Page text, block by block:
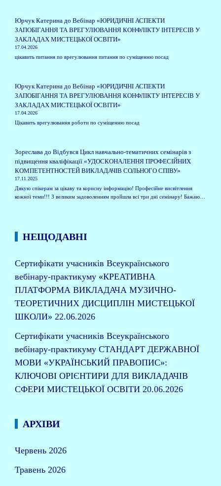
Юрчук Катерина до Вебінар «ЮРИДИЧНІ АСПЕКТИ
ЗАПОБІГАННЯ ТА ВРЕГУЛЮВАННЯ КОНФЛІКТУ ІНТЕРЕСІВ У
ЗАКЛАДАХ МИСТЕЦЬКОЇ ОСВІТИ»
17.04.2026
цікавить питання по врегулювання питання по суміщенню посад
Юрчук Катерина до Вебінар «ЮРИДИЧНІ АСПЕКТИ
ЗАПОБІГАННЯ ТА ВРЕГУЛЮВАННЯ КОНФЛІКТУ ІНТЕРЕСІВ У
ЗАКЛАДАХ МИСТЕЦЬКОЇ ОСВІТИ»
17.04.2026
Цікавить врегулювання роботи по суміщенню посад
Зореслава до Відбувся Цикл навчально-тематичних семінарів з
підвищення кваліфікації «УДОСКОНАЛЕННЯ ПРОФЕСІЙНИХ
КОМПЕТЕНТНОСТЕЙ ВИКЛАДАЧІВ СОЛЬНОГО СПІВУ»
17.11.2025
Дякую спікерам за цікаву та корисну інформацію! Професійне висвітлення
кожної теми!!! З великим задоволенням пройшла всі три дні семінару! Бажаю…
НЕЩОДАВНІ
Сертифікати учасників Всеукраїнського
вебінару-практикуму «КРЕАТИВНА
ПЛАТФОРМА ВИКЛАДАЧА МУЗИЧНО-
ТЕОРЕТИЧНИХ ДИСЦИПЛІН МИСТЕЦЬКОЇ
ШКОЛИ» 22.06.2026
Сертифікати учасників Всеукраїнського
вебінару-практикуму СТАНДАРТ ДЕРЖАВНОЇ
МОВИ «УКРАЇНСЬКИЙ ПРАВОПИС»:
КЛЮЧОВІ ОРІЄНТИРИ ДЛЯ ВИКЛАДАЧІВ
СФЕРИ МИСТЕЦЬКОЇ ОСВІТИ 20.06.2026
АРХІВИ
Червень 2026
Травень 2026